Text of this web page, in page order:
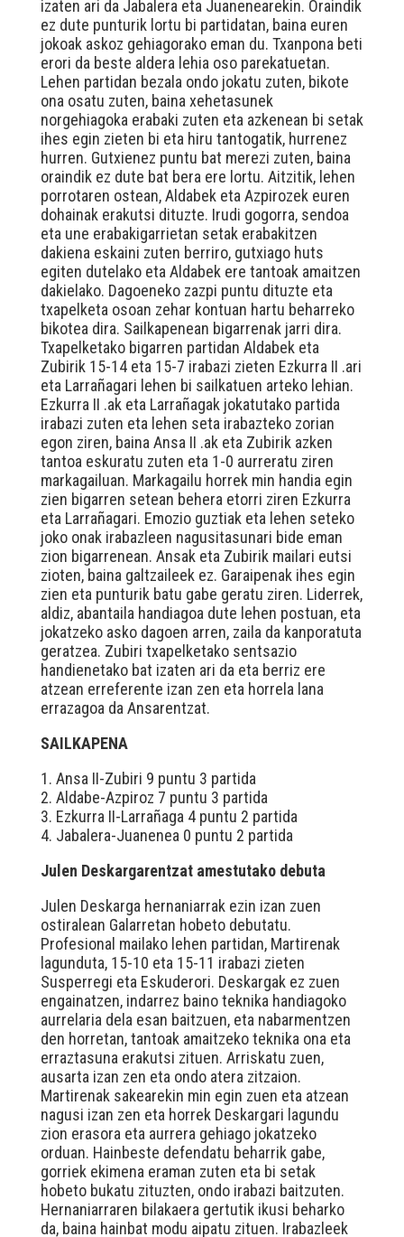
izaten ari da Jabalera eta Juanenearekin. Oraindik
ez dute punturik lortu bi partidatan, baina euren
jokoak askoz gehiagorako eman du. Txanpona beti
erori da beste aldera lehia oso parekatuetan.
Lehen partidan bezala ondo jokatu zuten, bikote
ona osatu zuten, baina xehetasunek
norgehiagoka erabaki zuten eta azkenean bi setak
ihes egin zieten bi eta hiru tantogatik, hurrenez
hurren. Gutxienez puntu bat merezi zuten, baina
oraindik ez dute bat bera ere lortu. Aitzitik, lehen
porrotaren ostean, Aldabek eta Azpirozek euren
dohainak erakutsi dituzte. Irudi gogorra, sendoa
eta une erabakigarrietan setak erabakitzen
dakiena eskaini zuten berriro, gutxiago huts
egiten dutelako eta Aldabek ere tantoak amaitzen
dakielako. Dagoeneko zazpi puntu dituzte eta
txapelketa osoan zehar kontuan hartu beharreko
bikotea dira. Sailkapenean bigarrenak jarri dira.
Txapelketako bigarren partidan Aldabek eta
Zubirik 15-14 eta 15-7 irabazi zieten Ezkurra II .ari
eta Larrañagari lehen bi sailkatuen arteko lehian.
Ezkurra II .ak eta Larrañagak jokatutako partida
irabazi zuten eta lehen seta irabazteko zorian
egon ziren, baina Ansa II .ak eta Zubirik azken
tantoa eskuratu zuten eta 1-0 aurreratu ziren
markagailuan. Markagailu horrek min handia egin
zien bigarren setean behera etorri ziren Ezkurra
eta Larrañagari. Emozio guztiak eta lehen seteko
joko onak irabazleen nagusitasunari bide eman
zion bigarrenean. Ansak eta Zubirik mailari eutsi
zioten, baina galtzaileek ez. Garaipenak ihes egin
zien eta punturik batu gabe geratu ziren. Liderrek,
aldiz, abantaila handiagoa dute lehen postuan, eta
jokatzeko asko dagoen arren, zaila da kanporatuta
geratzea. Zubiri txapelketako sentsazio
handienetako bat izaten ari da eta berriz ere
atzean erreferente izan zen eta horrela lana
errazagoa da Ansarentzat.
SAILKAPENA
1. Ansa II-Zubiri 9 puntu 3 partida
2. Aldabe-Azpiroz 7 puntu 3 partida
3. Ezkurra II-Larrañaga 4 puntu 2 partida
4. Jabalera-Juanenea 0 puntu 2 partida
Julen Deskargarentzat amestutako debuta
Julen Deskarga hernaniarrak ezin izan zuen
ostiralean Galarretan hobeto debutatu.
Profesional mailako lehen partidan, Martirenak
lagunduta, 15-10 eta 15-11 irabazi zieten
Susperregi eta Eskuderori. Deskargak ez zuen
engainatzen, indarrez baino teknika handiagoko
aurrelaria dela esan baitzuen, eta nabarmentzen
den horretan, tantoak amaitzeko teknika ona eta
erraztasuna erakutsi zituen. Arriskatu zuen,
ausarta izan zen eta ondo atera zitzaion.
Martirenak sakearekin min egin zuen eta atzean
nagusi izan zen eta horrek Deskargari lagundu
zion erasora eta aurrera gehiago jokatzeko
orduan. Hainbeste defendatu beharrik gabe,
gorriek ekimena eraman zuten eta bi setak
hobeto bukatu zituzten, ondo irabazi baitzuten.
Hernaniarraren bilakaera gertutik ikusi beharko
da, baina hainbat modu aipatu zituen. Irabazleek